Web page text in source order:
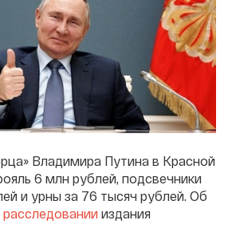
Владимира Путина в Красной
6 млн рублей, подсвечники
и урны за 76 тысяч рублей. Об
расследовании издания